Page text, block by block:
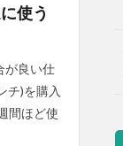
使う
が良い仕
チ)を購入
間ほど使